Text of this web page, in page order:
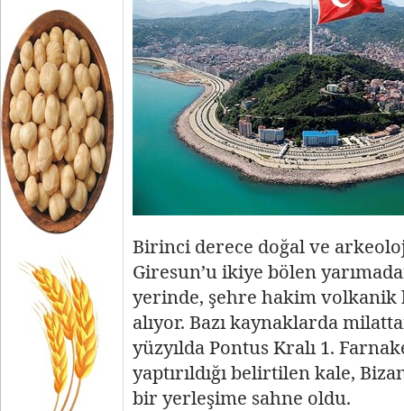
Birinci derece doğal ve
Giresun’u ikiye bölen
yerinde, şehre hakim volkanik
alıyor. Bazı kaynaklarda
yüzyılda Pontus Kralı 1.
yaptırıldığı belirtilen kale,
bir yerleşime sahne oldu.